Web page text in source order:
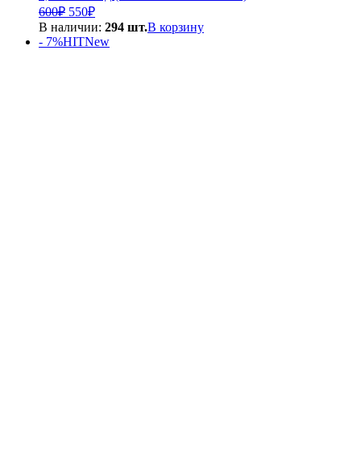
600₽ Первоначальная
цена
составляла
550₽Текущая
цена:
550₽.
В наличии: 294 шт.В корзину
- 7%HITNew